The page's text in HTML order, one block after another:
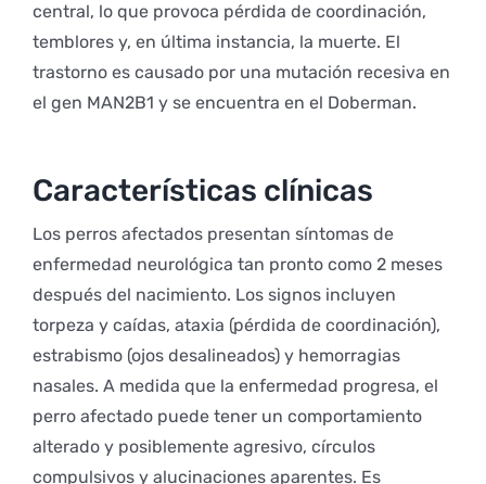
central, lo que provoca pérdida de coordinación,
temblores y, en última instancia, la muerte. El
trastorno es causado por una mutación recesiva en
el gen MAN2B1 y se encuentra en el Doberman.
Características clínicas
Los perros afectados presentan síntomas de
enfermedad neurológica tan pronto como 2 meses
después del nacimiento. Los signos incluyen
torpeza y caídas, ataxia (pérdida de coordinación),
estrabismo (ojos desalineados) y hemorragias
nasales. A medida que la enfermedad progresa, el
perro afectado puede tener un comportamiento
alterado y posiblemente agresivo, círculos
compulsivos y alucinaciones aparentes. Es